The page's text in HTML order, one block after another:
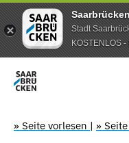
Stadt
KOSTENLOS
» Seite vorlesen | »